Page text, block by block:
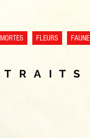
FLEURS FAUNE